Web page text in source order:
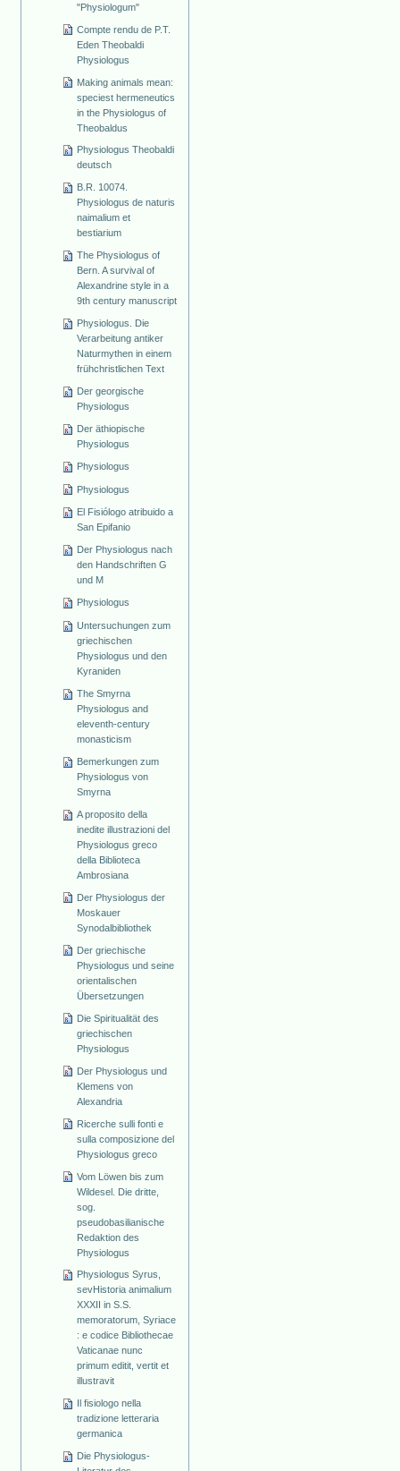
"Physiologum"
Compte rendu de P.T.
Eden Theobaldi
Physiologus
Making animals mean:
speciest hermeneutics
in the Physiologus of
Theobaldus
Physiologus Theobaldi
deutsch
B.R. 10074.
Physiologus de naturis
naimalium et
bestiarium
The Physiologus of
Bern. A survival of
Alexandrine style in a
9th century manuscript
Physiologus. Die
Verarbeitung antiker
Naturmythen in einem
frühchristlichen Text
Der georgische
Physiologus
Der äthiopische
Physiologus
Physiologus
Physiologus
El Fisiólogo atribuido a
San Epifanio
Der Physiologus nach
den Handschriften G
und M
Physiologus
Untersuchungen zum
griechischen
Physiologus und den
Kyraniden
The Smyrna
Physiologus and
eleventh-century
monasticism
Bemerkungen zum
Physiologus von
Smyrna
A proposito della
inedite illustrazioni del
Physiologus greco
della Biblioteca
Ambrosiana
Der Physiologus der
Moskauer
Synodalbibliothek
Der griechische
Physiologus und seine
orientalischen
Übersetzungen
Die Spiritualität des
griechischen
Physiologus
Der Physiologus und
Klemens von
Alexandria
Ricerche sulli fonti e
sulla composizione del
Physiologus greco
Vom Löwen bis zum
Wildesel. Die dritte,
sog.
pseudobasilianische
Redaktion des
Physiologus
Physiologus Syrus,
sevHistoria animalium
XXXII in S.S.
memoratorum, Syriace
: e codice Bibliothecae
Vaticanae nunc
primum editit, vertit et
illustravit
Il fisiologo nella
tradizione letteraria
germanica
Die Physiologus-